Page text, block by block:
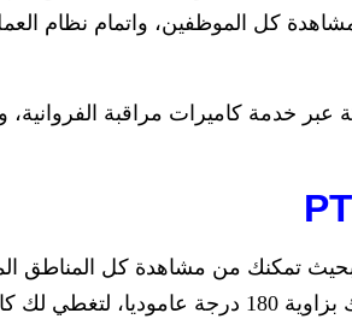
كل الموظفين، واتمام نظام
خدمة كاميرات مراقبة
تمكنك من مشاهدة كل المناطق
يمكنها التحرك بزاوية 360 درجة افقيا، والتحرك بزاوية